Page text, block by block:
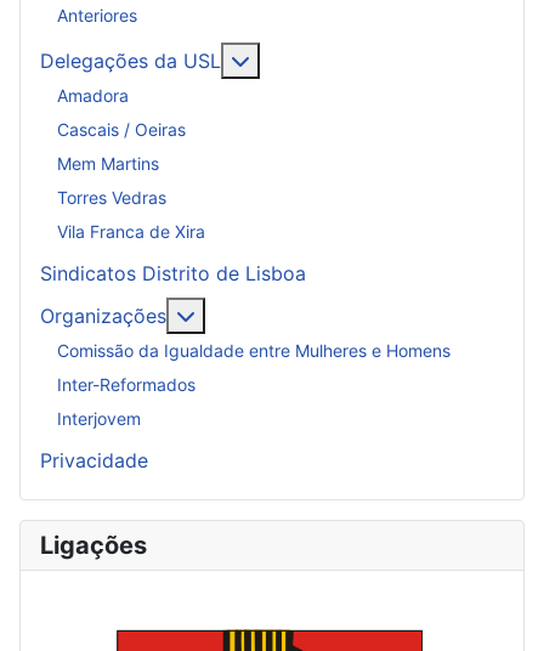
Anteriores
Delegações da USL
Amadora
Cascais / Oeiras
Mem Martins
Torres Vedras
Vila Franca de Xira
Sindicatos Distrito de Lisboa
Organizações
Comissão da Igualdade entre Mulheres e Homens
Inter-Reformados
Interjovem
Privacidade
Ligações